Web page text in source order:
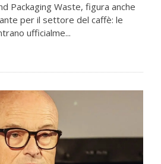
Packaging Waste, figura anche
per il settore del caffè: le
ufficialme...